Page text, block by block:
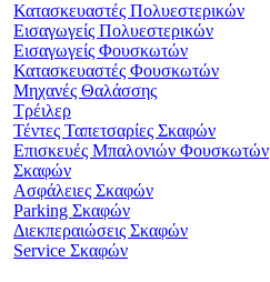
Κατασκευαστές Πολυεστερικών
Εισαγωγείς Πολυεστερικών
Εισαγωγείς Φουσκωτών
Κατασκευαστές Φουσκωτών
Μηχανές Θαλάσσης
Τρέιλερ
Τέντες Ταπετσαρίες Σκαφών
Επισκευές Μπαλονιών Φουσκωτών
Σκαφών
Ασφάλειες Σκαφών
Parking Σκαφών
Διεκπεραιώσεις Σκαφών
Service Σκαφών